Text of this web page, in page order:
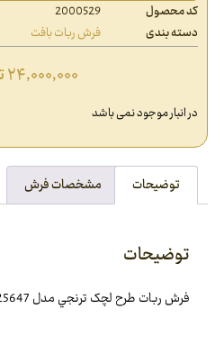
کد محصول
2000529
دسته بندی
فرش ربات بافت
۲۴,۰۰۰,۰۰۰
در انبار موجود نمی باشد
توضیحات مشخصات فرش
توضیحات
فرش ربات طرح لچک ترنجي مدل 25647